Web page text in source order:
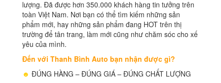
lượng. Đã được hơn 350.000 khách hàng tin tưởng trên
toàn Việt Nam. Nơi bạn có thể tìm kiếm những sản
phẩm mới, hay những sản phẩm đang HOT trên thị
trường để tân trang, làm mới cũng như chăm sóc cho xế
yêu của mình.
Đến với Thanh Bình Auto bạn nhận được gì?
☻ ĐÚNG HÀNG – ĐÚNG GIÁ – ĐÚNG CHẤT LƯỢNG